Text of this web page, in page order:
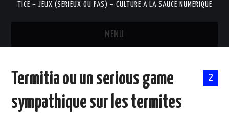
TICE – JEUX (SERIEUX OU PAS) – CULTURE A LA SAUCE NUMERIQUE
MENU
QUI SUIS-JE?
RESSOURCES TICE
2
Termitia ou un serious game
sympathique sur les termites